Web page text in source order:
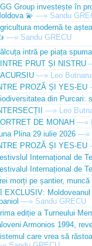
Group investește în
💫 —» Sandu
modernă te
—» Sandu GRECU
intră pe piața
PRUT ȘI NISTRU
—» Leo Butnaru
PROZĂ ȘI YES-EU
din Purcari:
—» Leo
DE MONAH —»
Plina 29 iulie 2026 —»
PROZĂ ȘI YES-EU
Internațional de
Internațional de
morți pe șantier, muncă
EXCLUSIV:
—» Sandu GRECU
ediție a Turneului
Armonios 1994,
care vrea să